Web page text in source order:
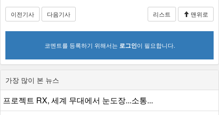
이전기사 다음기사 리스트 맨위로
코멘트를 등록하기 위해서는 로그인이 필요합니다.
가장 많이 본 뉴스
프로젝트 RX, 세계 무대에서 눈도장...소통...